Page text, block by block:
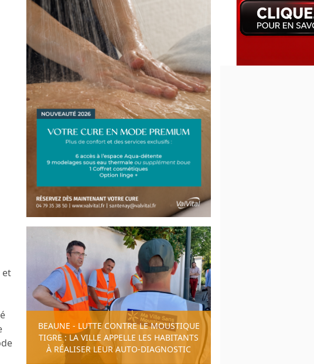
et
BEAUNE - LUTTE CONTRE LE MOUSTIQUE
TIGRE : LA VILLE APPELLE LES HABITANTS
À RÉALISER LEUR AUTO-DIAGNOSTIC